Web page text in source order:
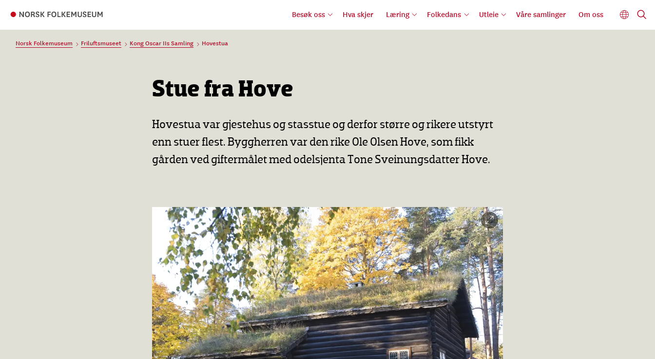
Besøk oss Hva skjer Læring Folkedans Utleie Våre samlinger Om oss
Norsk Folkemuseum Friluftsmuseet Kong Oscar IIs Samling Hovestua
Stue fra Hove
Hovestua var gjestehus og stasstue og derfor større og rikere utstyrt
enn stuer flest. Byggherren var den rike Ole Olsen Hove, som fikk
gården ved giftermålet med odelsjenta Tone Sveinungsdatter Hove.